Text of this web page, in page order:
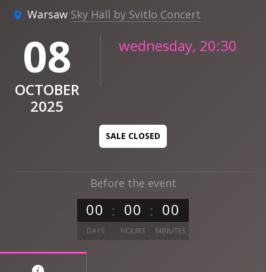
Before the event
00 00 00
DAYS HOURS MINUTES
Warsaw Sky Hall by Svitlo Concert
08
OCTOBER
2025
wednesday, 20:30
SALE CLOSED